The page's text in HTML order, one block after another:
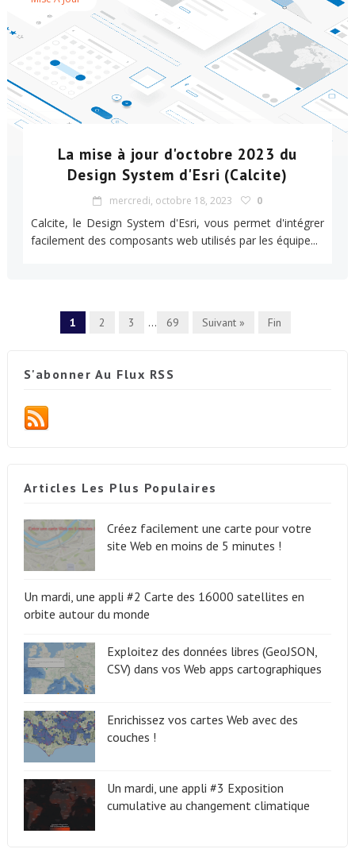
La mise à jour d'octobre 2023 du
Design System d'Esri (Calcite)
mercredi, octobre 18, 2023 0
Calcite, le Design System d'Esri, vous permet d'intégrer
facilement des composants web utilisés par les équipe...
1 2 3 ... 69 Suivant » Fin
S'abonner Au Flux RSS
Articles Les Plus Populaires
Créez facilement une carte pour votre
site Web en moins de 5 minutes !
Un mardi, une appli #2 Carte des 16000 satellites en
orbite autour du monde
Exploitez des données libres (GeoJSON,
CSV) dans vos Web apps cartographiques
Enrichissez vos cartes Web avec des
couches !
Un mardi, une appli #3 Exposition
cumulative au changement climatique